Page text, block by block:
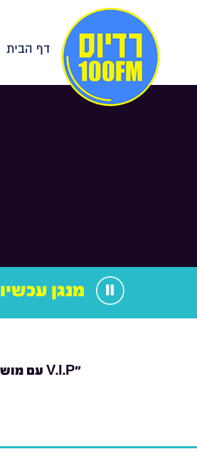
דף הבית
מנגן עכשיו
"V.I.P עם מושיקו שטרן